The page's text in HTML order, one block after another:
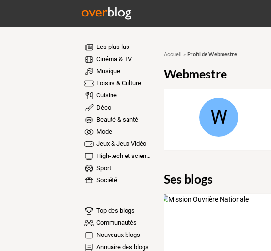
Les plus lus
Cinéma & TV
Musique
Loisirs & Culture
Cuisine
Déco
Beauté & santé
Mode
Jeux & Jeux Vidéo
High-tech et sciences
Sport
Société
Top des blogs
Communautés
Nouveaux blogs
Annuaire des blogs
Accueil » Profil de Webmestre
Webmestre
W
Ses blogs